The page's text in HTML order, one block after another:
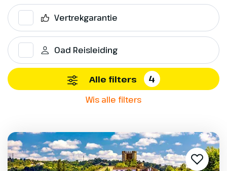
Vertrekgarantie
Oad Reisleiding
Alle filters 4
Wis alle filters